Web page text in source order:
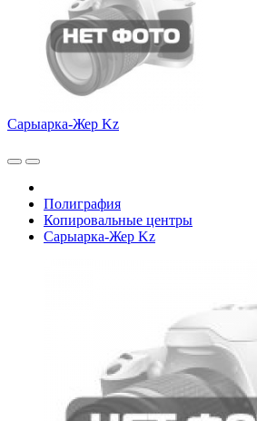
Сарыарка-Жер Kz
Полиграфия
Копировальные центры
Сарыарка-Жер Kz